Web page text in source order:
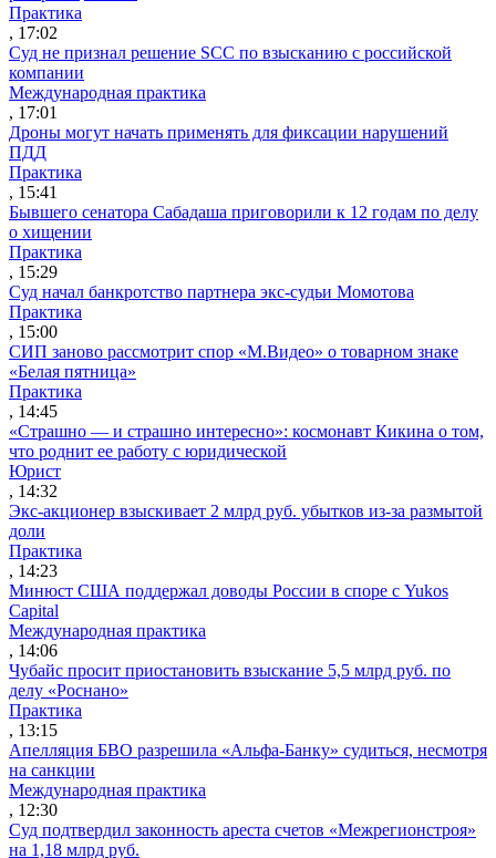
Практика
, 17:02
Суд не признал решение SCC по взысканию с российской
компании
Международная практика
, 17:01
Дроны могут начать применять для фиксации нарушений
ПДД
Практика
, 15:41
Бывшего сенатора Сабадаша приговорили к 12 годам по делу
о хищении
Практика
, 15:29
Суд начал банкротство партнера экс-судьи Момотова
Практика
, 15:00
СИП заново рассмотрит спор «М.Видео» о товарном знаке
«Белая пятница»
Практика
, 14:45
«Страшно — и страшно интересно»: космонавт Кикина о том,
что роднит ее работу с юридической
Юрист
, 14:32
Экс-акционер взыскивает 2 млрд руб. убытков из-за размытой
доли
Практика
, 14:23
Минюст США поддержал доводы России в споре с Yukos
Capital
Международная практика
, 14:06
Чубайс просит приостановить взыскание 5,5 млрд руб. по
делу «Роснано»
Практика
, 13:15
Апелляция БВО разрешила «Альфа-Банку» судиться, несмотря
на санкции
Международная практика
, 12:30
Суд подтвердил законность ареста счетов «Межрегионстроя»
на 1,18 млрд руб.